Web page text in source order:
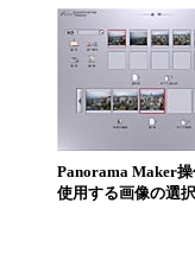
Panorama Maker
使用する画像の選択